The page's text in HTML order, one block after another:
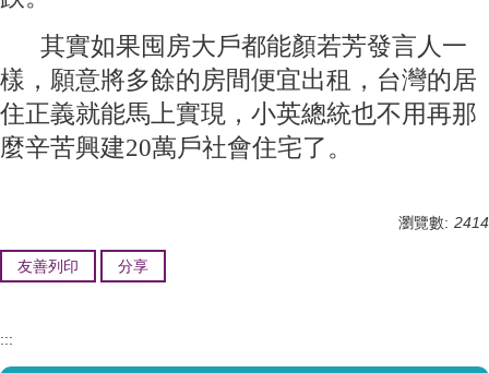
其實如果囤房大戶都能顏若芳發言人一
樣，願意將多餘的房間便宜出租，台灣的居
住正義就能馬上實現，小英總統也不用再那
麼辛苦興建20萬戶社會住宅了。
瀏覽數: 2414
友善列印 分享
:::